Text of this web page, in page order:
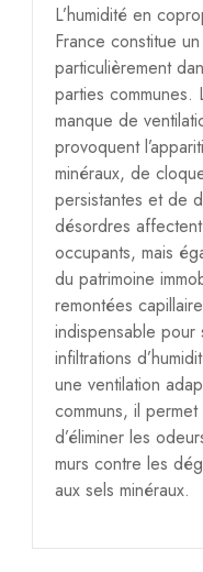
L’humidité en
France constitue
particulièrement
parties communes.
manque de
provoquent
minéraux, de
persistantes et de
désordres
occupants, mais
du patrimoine
remontées
indispensable pour
infiltrations
une ventilation
communs, il
d’éliminer les
murs contre les
aux sels minéraux.